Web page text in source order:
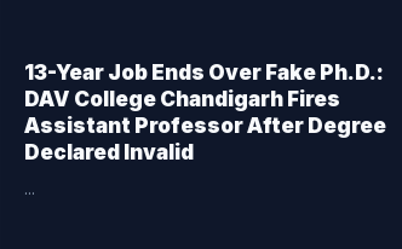
13-Year Job Ends Over Fake Ph.D.:
DAV College Chandigarh Fires
Assistant Professor After Degree
Declared Invalid
...